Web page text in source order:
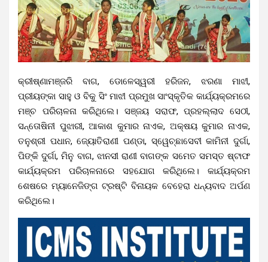
କ୍ରୀଷ୍ଣାମଞ୍ଜରି ବାଗ, ଡୋଳେସ୍ୱରୀ ହରିଜନ, ଝରଣା ମାଝୀ,
ପ୍ରୀୟଙ୍କା ସାହୁ ଓ ବିକୁ ସିଂ ମାଝୀ ପ୍ରମୁଖ ସାଂସ୍କୃତିକ କାର୍ଯ୍ୟକ୍ରମରେ
ମଞ୍ଚ ପରିଚାଳନା କରିଥିଲେ। ସଞ୍ଜୟ ସରାଫ, ପ୍ରହଲ୍ଲାଦ ସେଠୀ,
ସନ୍ତୋଷିନୀ ପୁଝାରୀ, ଆକାଶ କୁମାର ନାଏକ, ଅକ୍ଷୟ କୁମାର ନାଏକ,
ତନୁଶ୍ରୀ ପଧାନ, ଜ୍ୟୋତିରାଣୀ ପଣ୍ଡା, ସ୍ୱେଚ୍ଛାସେବୀ କାମିନୀ ଦୁର୍ଗା,
ପିଙ୍କି ଦୁର୍ଗା, ମିନୁ ବାଗ, ଝାନସୀ ରାଣୀ ବାଗଙ୍କ ସମେତ ସମସ୍ତ ଷ୍ଟାଫ
କାର୍ଯ୍ୟକ୍ରମ ପରିଚାଳନାରେ ସହଯୋଗ କରିଥିଲେ। କାର୍ଯ୍ୟକ୍ରମ
ଶେଷରେ ମ୍ୟାନେଜିଙ୍ଗ ଟ୍ରଷ୍ଟି ବିନାୟକ ବେହେରା ଧନ୍ୟବାଦ ଅର୍ପଣ
କରିଥିଲେ।